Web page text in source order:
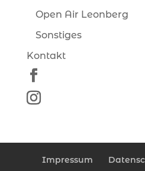
Open Air Leonberg
Sonstiges
Kontakt
Impressum